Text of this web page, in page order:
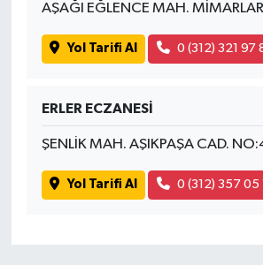
AŞAĞI EĞLENCE MAH.
Yol Tarifi Al 0 (312) 321 97
ERLER ECZANESİ
ŞENLİK MAH. AŞIKPAŞA CAD.
Yol Tarifi Al 0 (312) 357 05